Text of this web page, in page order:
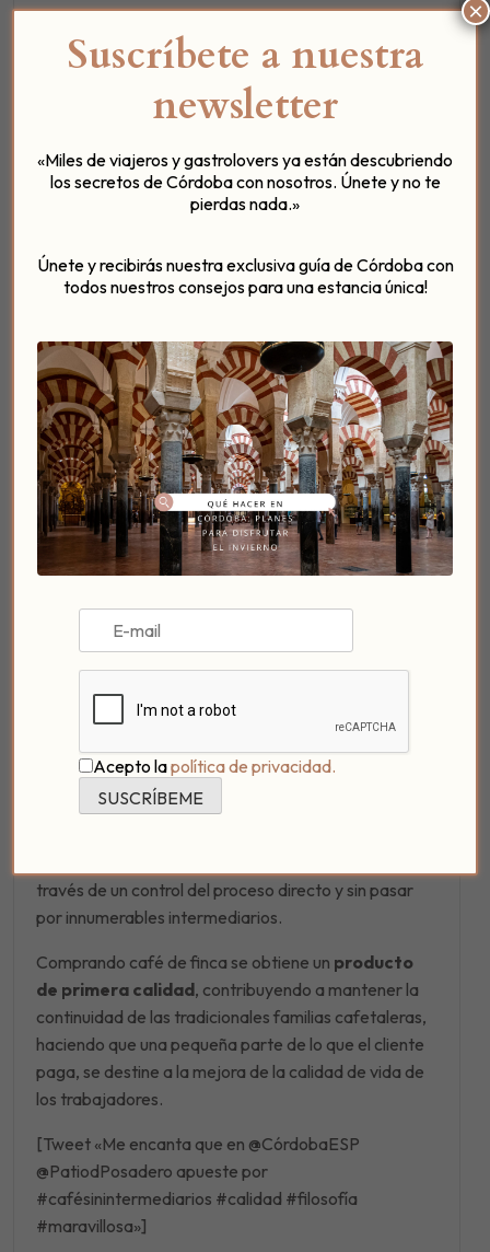
Sus máximas a la hora de seleccionar el café es: ¿de
dónde viene? y ¿cómo fue producido? Por ello, la
sostenibilidady latrazabilidad son sufilosofía
, su camino a seguir. Es la manera en la
que entienden cómo deben acercarse los cafés de
finca a los países tostadores.
¿Qué es el café de
finca?
cafés de finca
producen. Se diferencian de los cafés verdes
con otros cafés de otras fincas de la zona. Es decir,
café mantiene toda su originalidad y
personalidadinerte desde la semilla hasta que llega
a una taza de losbesayunos de
través de un control del proceso directo y sin pasar
por innumerables intermediarios.
Comprando café de finca se obtiene un producto
de primera calidad, contribuyendo a mantener la
continuidad de las tradicionales familias cafetaleras,
haciendo que una pequeña parte de lo que el cliente
paga, se destine a la mejora de la calidad de vida de
los trabajadores.
[Tweet «Me encanta que en @CórdobaESP
@PatiodPosadero apueste por
#cafésinintermediarios #calidad #filosofía
#maravillosa»]
Suscríbete a nuestra
newsletter
«Miles de viajeros y gastrolovers ya están descubriendo
los secretos de Córdoba con nosotros. Únete y no te
pierdas nada.»
Únete y recibirás nuestra exclusiva guía de Córdoba con
todos nuestros consejos para una estancia única!
Acepto lapolítica de privacidad.
×